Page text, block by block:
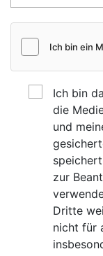
Ich bin
die
und
zur
Dritte
nicht für